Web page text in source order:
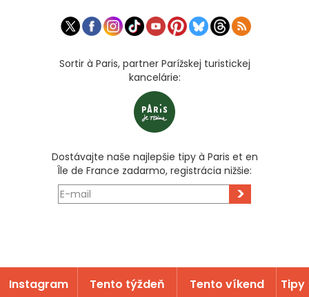
Sortir à Paris, partner Parížskej turistickej
kancelárie:
Dostávajte naše najlepšie tipy à Paris et en
Île de France zadarmo, registrácia nižšie:
>
Instagram Tento týždeň Tento víkend Tipy